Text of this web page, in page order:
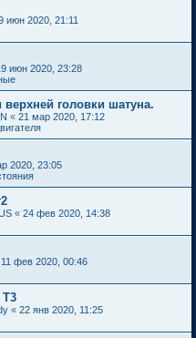
июн 2020, 21:11
июн 2020, 23:28
головки шатуна.
« 21 мар 2020, 17:12
2020, 23:05
« 24 фев 2020, 14:38
11 фев 2020, 00:46
Т3
« 22 янв 2020, 11:25